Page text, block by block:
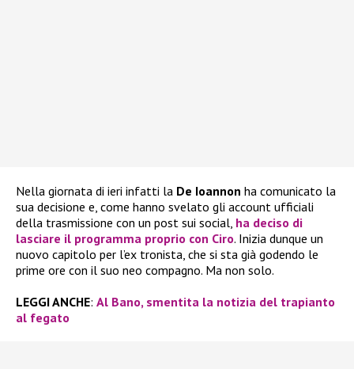
Nella giornata di ieri infatti la De Ioannon ha comunicato la
sua decisione e, come hanno svelato gli account ufficiali
della trasmissione con un post sui social, ha deciso di
lasciare il programma proprio con Ciro. Inizia dunque un
nuovo capitolo per l’ex tronista, che si sta già godendo le
prime ore con il suo neo compagno. Ma non solo.
LEGGI ANCHE: Al Bano, smentita la notizia del trapianto
al fegato